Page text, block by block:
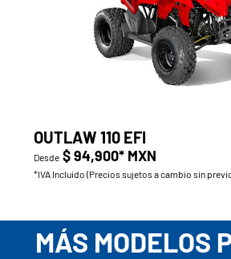
OUTLAW 110 EFI
Desde $ 94,900* MXN
*IVA Incluido (Precios sujetos a cambio sin
MÁS MODELOS